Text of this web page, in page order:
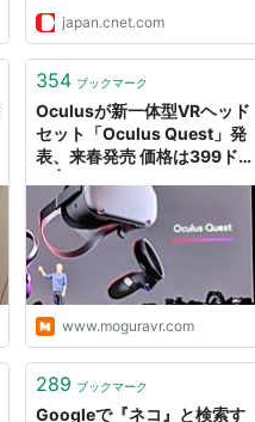
japan.cnet.com
354 ブックマーク
Oculusが新一体型VRヘッド
セット「Oculus Quest」発
表、来春発売 価格は399ド
VR/AR/MR最新情報
www.moguravr.com
289 ブックマーク
Googleで『ネコ』と検索す